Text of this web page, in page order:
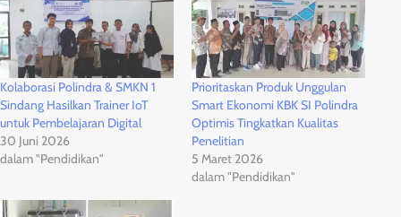
Kolaborasi Polindra & SMKN 1
Sindang Hasilkan Trainer IoT
untuk Pembelajaran Digital
30 Juni 2026
dalam "Pendidikan"
Prioritaskan Produk Unggulan
Smart Ekonomi KBK SI Polindra
Optimis Tingkatkan Kualitas
Penelitian
5 Maret 2026
dalam "Pendidikan"